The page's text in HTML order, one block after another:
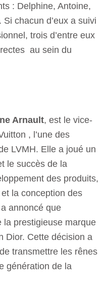
: Delphine, Antoine,
chacun d’eux a suivi
trois d’entre eux
au sein du
Arnault, est le vice-
, l’une des
LVMH. Elle a joué un
le succès de la
des produits,
la conception des
annoncé que
la prestigieuse marque
Dior. Cette décision a
transmettre les rênes
génération de la